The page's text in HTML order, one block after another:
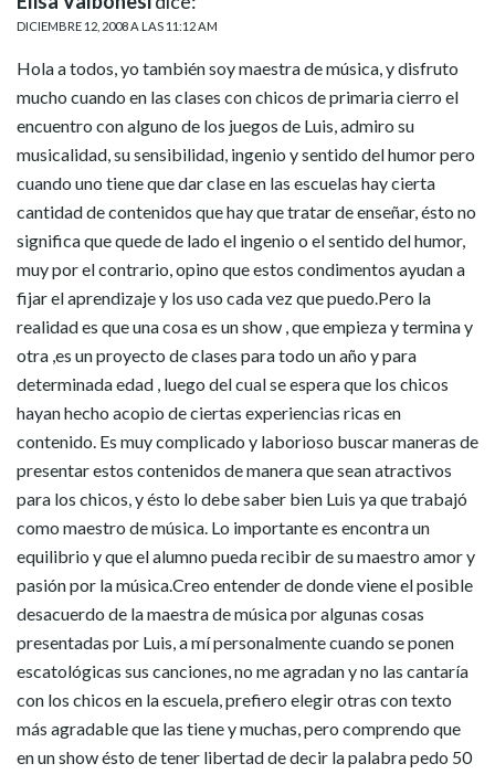
DICIEMBRE 12, 2008 A LAS 11:12 AM
Hola a todos, yo también soy maestra de música, y disfruto
mucho cuando en las clases con chicos de primaria cierro el
encuentro con alguno de los juegos de Luis, admiro su
musicalidad, su sensibilidad, ingenio y sentido del humor pero
cuando uno tiene que dar clase en las escuelas hay cierta
cantidad de contenidos que hay que tratar de enseñar, ésto no
significa que quede de lado el ingenio o el sentido del humor,
muy por el contrario, opino que estos condimentos ayudan a
fijar el aprendizaje y los uso cada vez que puedo.Pero la
realidad es que una cosa es un show , que empieza y termina y
otra ,es un proyecto de clases para todo un año y para
determinada edad , luego del cual se espera que los chicos
hayan hecho acopio de ciertas experiencias ricas en
contenido. Es muy complicado y laborioso buscar maneras de
presentar estos contenidos de manera que sean atractivos
para los chicos, y ésto lo debe saber bien Luis ya que trabajó
como maestro de música. Lo importante es encontra un
equilibrio y que el alumno pueda recibir de su maestro amor y
pasión por la música.Creo entender de donde viene el posible
desacuerdo de la maestra de música por algunas cosas
presentadas por Luis, a mí personalmente cuando se ponen
escatológicas sus canciones, no me agradan y no las cantaría
con los chicos en la escuela, prefiero elegir otras con texto
más agradable que las tiene y muchas, pero comprendo que
en un show ésto de tener libertad de decir la palabra pedo 50